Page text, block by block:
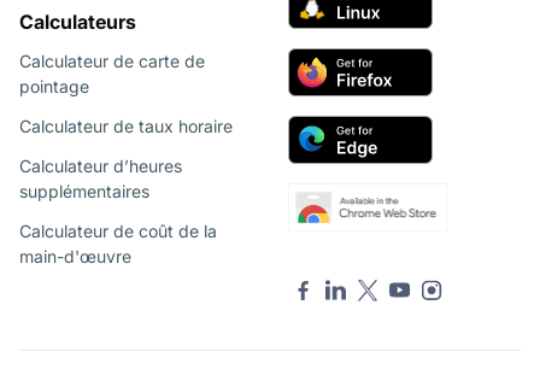
Calculateurs
Calculateur de carte de
pointage
Calculateur de taux horaire
Calculateur d’heures
supplémentaires
Calculateur de coût de la
main-d'œuvre